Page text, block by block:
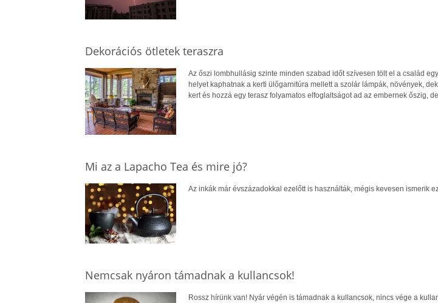
Dekorációs ötletek teraszra
Az őszi lombhullásig szinte minden szabad időt szívesen tölt el a család
helyet kaphatnak a kerti ülőgarnitúra mellett a szolár lámpák, növények,
kert és hozzá egy terasz folyamatos elfoglaltságot ad az embernek őszig,
Mi az a Lapacho Tea és mire jó?
Az inkák már évszázadokkal ezelőtt is használták, mégis kevesen ismerik
Nemcsak nyáron támadnak a kullancsok!
Rossz hírünk van! Nyár végén is támadnak a kullancsok, nincs vége a